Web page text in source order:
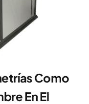
Como
En El